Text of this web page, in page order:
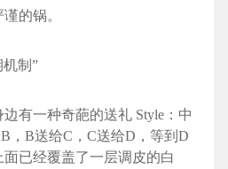
的锅。
制”
有一种奇葩的送礼 Style：中
，B送给C，C送给D，等到D
已经覆盖了一层调皮的白